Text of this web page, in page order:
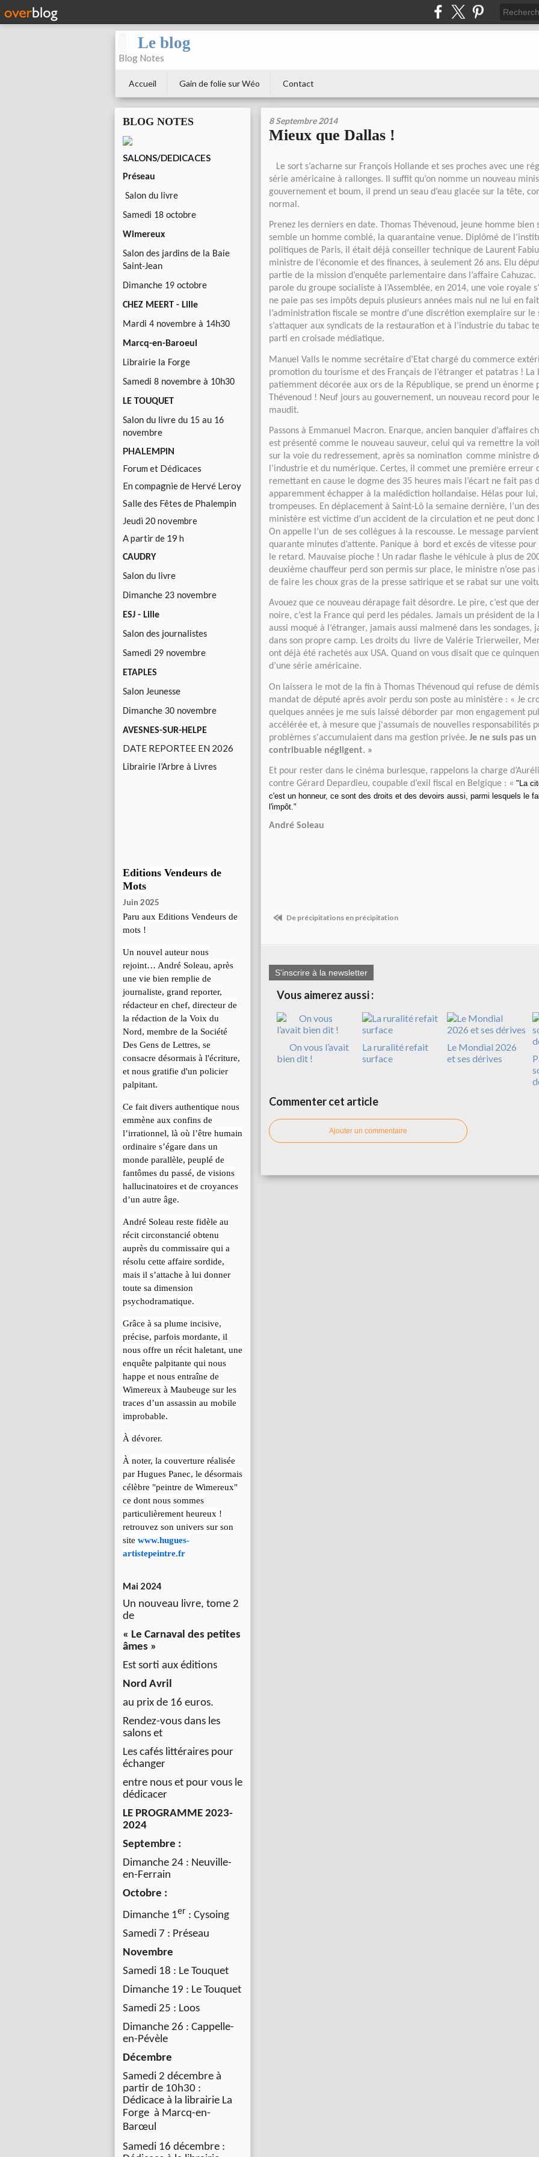
Le blog
Blog Notes
Accueil Gain de folie sur Wéo Contact
BLOG NOTES
SALONS/DEDICACES
Préseau
Salon du livre
Samedi 18 octobre
Wimereux
Salon des jardins de la Baie
Saint-Jean
Dimanche 19 octobre
CHEZ MEERT - Lille
Mardi 4 novembre à 14h30
Marcq-en-Baroeul
Librairie la Forge
Samedi 8 novembre à 10h30
LE TOUQUET
Salon du livre du 15 au 16
novembre
PHALEMPIN
Forum et Dédicaces
En compagnie de Hervé Leroy
Salle des Fêtes de Phalempin
Jeudi 20 novembre
A partir de 19 h
CAUDRY
Salon du livre
Dimanche 23 novembre
ESJ - Lille
Salon des journalistes
Samedi 29 novembre
ETAPLES
Salon Jeunesse
Dimanche 30 novembre
AVESNES-SUR-HELPE
DATE REPORTEE EN 2026
Librairie l’Arbre à Livres
Editions Vendeurs de
Mots
Juin 2025
Paru aux Editions Vendeurs de
mots !
Un nouvel auteur nous
rejoint… André Soleau, après
une vie bien remplie de
journaliste, grand reporter,
rédacteur en chef, directeur de
la rédaction de la Voix du
Nord, membre de la Société
Des Gens de Lettres, se
consacre désormais à l'écriture,
et nous gratifie d'un policier
palpitant.
Ce fait divers authentique nous
emmène aux confins de
l’irrationnel, là où l’être humain
ordinaire s’égare dans un
monde parallèle, peuplé de
fantômes du passé, de visions
hallucinatoires et de croyances
d’un autre âge.
André Soleau reste fidèle au
récit circonstancié obtenu
auprès du commissaire qui a
résolu cette affaire sordide,
mais il s’attache à lui donner
toute sa dimension
psychodramatique.
Grâce à sa plume incisive,
précise, parfois mordante, il
nous offre un récit haletant, une
enquête palpitante qui nous
happe et nous entraîne de
Wimereux à Maubeuge sur les
traces d’un assassin au mobile
improbable.
À dévorer.
À noter, la couverture réalisée
par Hugues Panec, le désormais
célèbre "peintre de Wimereux"
ce dont nous sommes
particulièrement heureux !
retrouvez son univers sur son
site www.hugues-
artistepeintre.fr
Mai 2024
Un nouveau livre, tome 2
de
« Le Carnaval des petites
âmes »
Est sorti aux éditions
Nord Avril
au prix de 16 euros.
Rendez-vous dans les
salons et
Les cafés littéraires pour
échanger
entre nous et pour vous le
dédicacer
LE PROGRAMME 2023-
2024
Septembre :
Dimanche 24 : Neuville-
en-Ferrain
Octobre :
Dimanche 1er : Cysoing
Samedi 7 : Préseau
Novembre
Samedi 18 : Le Touquet
Dimanche 19 : Le Touquet
Samedi 25 : Loos
Dimanche 26 : Cappelle-
en-Pévèle
Décembre
Samedi 2 décembre à
partir de 10h30 :
Dédicace à la librairie La
Forge à Marcq-en-
Barœul
Samedi 16 décembre :
8 Septembre 2014
Mieux que Dallas !
Le sort s’acharne sur François Hollande et ses proches avec une
série américaine à rallonges. Il suffit qu’on nomme un nouveau
gouvernement et boum, il prend un seau d’eau glacée sur la tête,
normal.
Prenez les derniers en date. Thomas Thévenoud, jeune homme bien
semble un homme comblé, la quarantaine venue. Diplômé de
politiques de Paris, il était déjà conseiller technique de Laurent
ministre de l’économie et des finances, à seulement 26 ans. Elu
partie de la mission d’enquête parlementaire dans l’affaire
parole du groupe socialiste à l’Assemblée, en 2014, une voie royale
ne paie pas ses impôts depuis plusieurs années mais nul ne lui en
l’administration fiscale se montre d’une discrétion exemplaire sur
s’attaquer aux syndicats de la restauration et à l’industrie du tabac
parti en croisade médiatique.
Manuel Valls le nomme secrétaire d’Etat chargé du commerce
promotion du tourisme et des Français de l’étranger et patatras ! La
patiemment décorée aux ors de la République, se prend un énorme
Thévenoud ! Neuf jours au gouvernement, un nouveau record pour
maudit.
Passons à Emmanuel Macron. Enarque, ancien banquier d’affaires
est présenté comme le nouveau sauveur, celui qui va remettre la
sur la voie du redressement, après sa nomination comme ministre
l’industrie et du numérique. Certes, il commet une première erreur
remettant en cause le dogme des 35 heures mais l’écart ne fait pas
apparemment échapper à la malédiction hollandaise. Hélas pour lui,
trompeuses. En déplacement à Saint-Lô la semaine dernière, l’un
ministère est victime d’un accident de la circulation et ne peut donc
On appelle l’un de ses collègues à la rescousse. Le message
quarante minutes d’attente. Panique à
bord et excès de vitesse
le retard. Mauvaise pioche ! Un radar flashe le véhicule à plus de
deuxième chauffeur perd son permis sur place, le ministre n’ose
de faire les choux gras de la presse satirique et se rabat sur une
Avouez que ce nouveau dérapage fait désordre. Le pire, c’est que
noire, c’est la France qui perd les pédales. Jamais un président de la
aussi moqué à l’étranger, jamais aussi malmené dans les sondages,
dans son propre camp. Les droits du livre de Valérie Trierweiler,
ont déjà été rachetés aux USA. Quand on vous disait que ce
d’une série américaine.
On laissera le mot de la fin à Thomas Thévenoud qui refuse de
mandat de député après avoir perdu son poste au ministère : « Je
quelques années je me suis laissé déborder par mon engagement
accélérée et, à mesure que j'assumais de nouvelles responsabilités
problèmes s'accumulaient dans ma gestion privée. Je ne suis pas
contribuable négligent. »
Et pour rester dans le cinéma burlesque, rappelons la charge
contre Gérard Depardieu, coupable d’exil fiscal en Belgique : « "La
c'est un honneur, ce sont des droits et des devoirs aussi, parmi lesquels le
l'impôt."
André Soleau
De précipitations en précipitation
S'inscrire à la newsletter
Vous aimerez aussi :
On vous l’avait
bien dit !
La ruralité refait
surface
Le Mondial 2026
et ses dérives
Commenter cet article
Ajouter un commentaire